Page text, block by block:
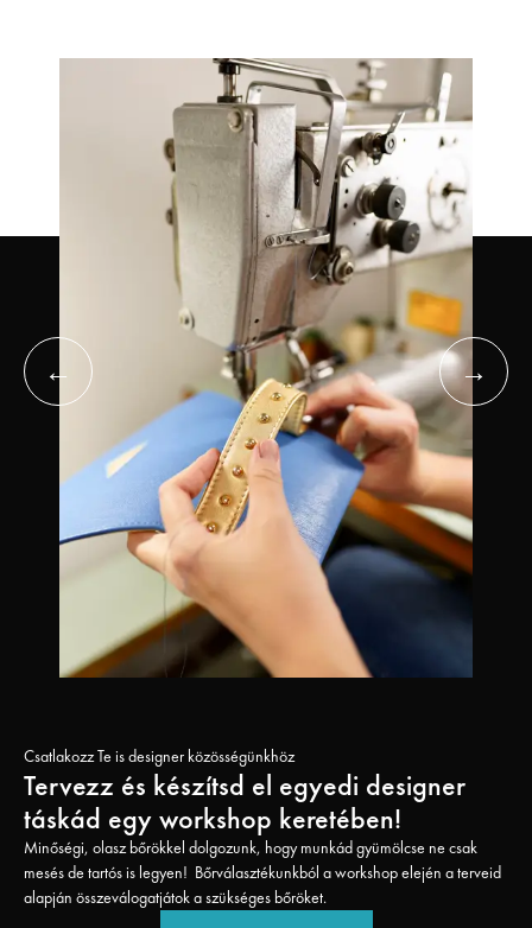
Csatlakozz Te is designer közösségünkhöz
Tervezz és készítsd el egyedi designer
táskád egy workshop keretében!
Minőségi, olasz bőrökkel dolgozunk, hogy munkád gyümölcse ne csak
mesés de tartós is legyen! Bőrválasztékunkból a workshop elején a terveid
alapján összeválogatjátok a szükséges bőröket.